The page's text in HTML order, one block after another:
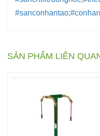
#sanconhantao;
SẢN PHẨM LIÊN